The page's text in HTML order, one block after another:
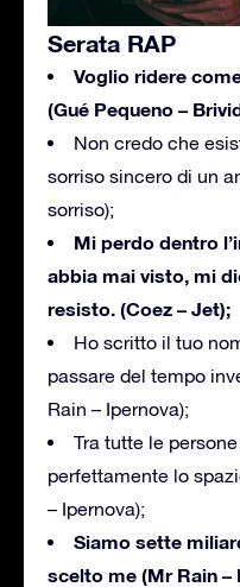
Serata RAP
Voglio ridere
(Gué Pequeno –
Non credo che
sorriso sincero di un
sorriso);
Mi perdo dentro
abbia mai visto, mi
resisto. (Coez – Jet);
Ho scritto il tuo
passare del tempo
Rain – Ipernova);
Tra tutte le
perfettamente lo
– Ipernova);
Siamo sette
scelto me (Mr Rain –